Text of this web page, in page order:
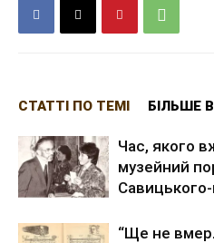
СТАТТІ ПО ТЕМІ БІЛЬШЕ
Час, якого
музейний
“Ще не